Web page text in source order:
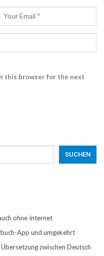
this browser for the next
SUCHEN
ohne Internet
App und umgekehrt
zwischen Deutsch